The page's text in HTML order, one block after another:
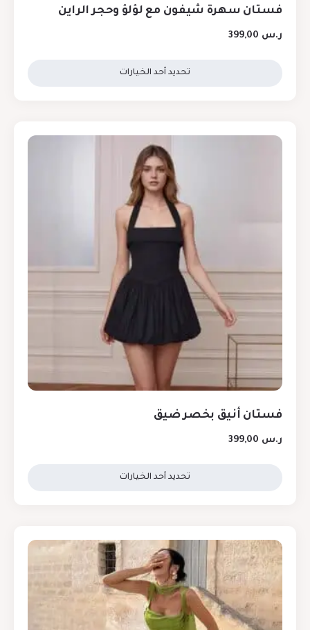
فستان سهرة شيفون مع لؤلؤ وحجر الراين
ر.س
تحديد أحد الخيارات
فستان أنيق بخصر ضيق
ر.س
تحديد أحد الخيارات